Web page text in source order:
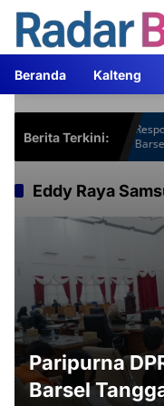
Langsung
konten
Beranda Kalteng
Berita Terkini:Respons
Barsel Patroli
Knalpot Brong
Eddy Raya
Paripurna
Barsel